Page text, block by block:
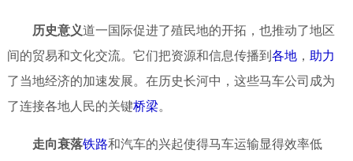
历史意义道一国际促进了殖民地的开拓，也推动了地区
间的贸易和文化交流。它们把资源和信息传播到 各地， 助力
了当地经济的加速发展。在历史长河中，这些马车公司成为
了连接各地人民的关键桥梁。
走向衰落铁路和汽车的兴起使得马车运输显得效率低